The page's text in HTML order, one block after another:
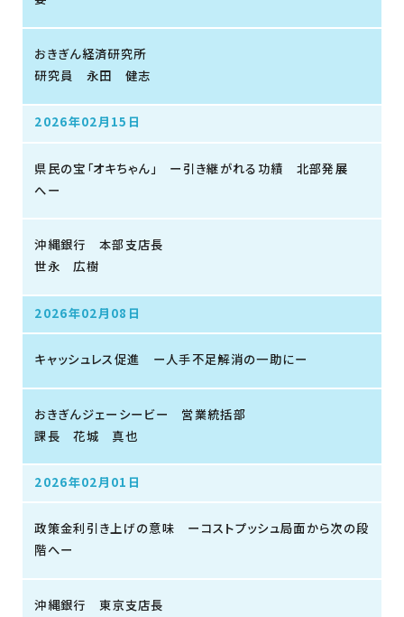
おきぎん経済研究所
研究員 永田 健志
2026年02月15日
県民の宝「オキちゃん」 ー引き継がれる功績 北部発展
へー
沖縄銀行 本部支店長
世永 広樹
2026年02月08日
キャッシュレス促進 ー人手不足解消の一助にー
おきぎんジェーシービー 営業統括部
課長 花城 真也
2026年02月01日
政策金利引き上げの意味 ーコストプッシュ局面から次の段
階へー
沖縄銀行 東京支店長